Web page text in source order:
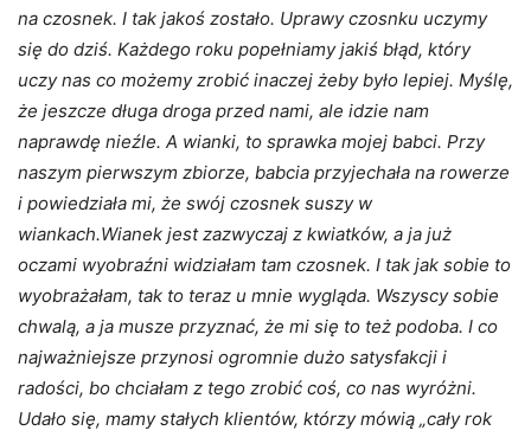
na czosnek. I tak jakoś zostało. Uprawy czosnku uczymy
się do dziś. Każdego roku popełniamy jakiś błąd, który
uczy nas co możemy zrobić inaczej żeby było lepiej. Myślę,
że jeszcze długa droga przed nami, ale idzie nam
naprawdę nieźle. A wianki, to sprawka mojej babci. Przy
naszym pierwszym zbiorze, babcia przyjechała na rowerze
i powiedziała mi, że swój czosnek suszy w
wiankach.Wianek jest zazwyczaj z kwiatków, a ja już
oczami wyobraźni widziałam tam czosnek. I tak jak sobie to
wyobrażałam, tak to teraz u mnie wygląda. Wszyscy sobie
chwalą, a ja musze przyznać, że mi się to też podoba. I co
najważniejsze przynosi ogromnie dużo satysfakcji i
radości, bo chciałam z tego zrobić coś, co nas wyróżni.
Udało się, mamy stałych klientów, którzy mówią „cały rok